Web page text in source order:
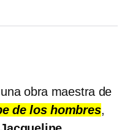
obra maestra de
de los hombres,